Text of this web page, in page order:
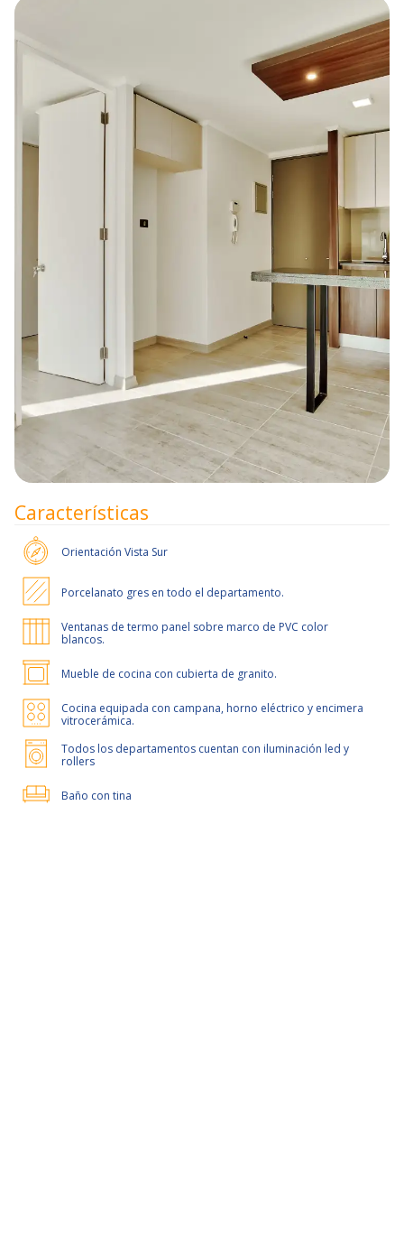
Características
Orientación Vista Sur
Porcelanato gres en todo el departamento.
Ventanas de termo panel sobre marco de PVC color
blancos.
Mueble de cocina con cubierta de granito.
Cocina equipada con campana, horno eléctrico y encimera
vitrocerámica.
Todos los departamentos cuentan con iluminación led y
rollers
Baño con tina